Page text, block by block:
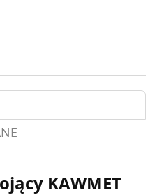
KAWMET